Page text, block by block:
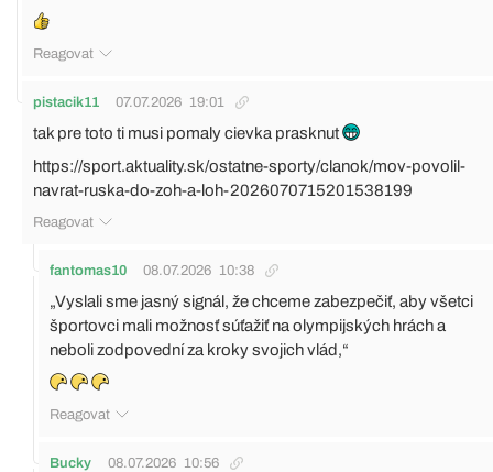
Reagovat
pistacik11 07.07.2026 19:01
tak pre toto ti musi pomaly cievka prasknut
https://sport.aktuality.sk/ostatne-sporty/clanok/mov-povolil-
navrat-ruska-do-zoh-a-loh-2026070715201538199
Reagovat
fantomas10 08.07.2026 10:38
„Vyslali sme jasný signál, že chceme zabezpečiť, aby všetci
športovci mali možnosť súťažiť na olympijských hrách a
neboli zodpovední za kroky svojich vlád,“
Reagovat
Bucky 08.07.2026 10:56